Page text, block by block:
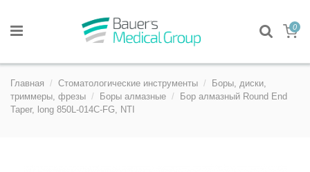
0
Главная Стоматологические инструменты
Боры, диски,
триммеры, фрезы
Боры алмазные
Бор алмазный Round End
Taper, long 850L-014C-FG, NTI